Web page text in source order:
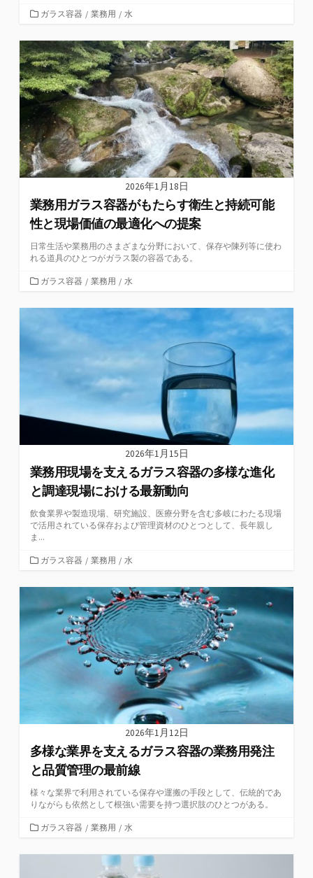
カ
ゴ
リ
ー
ガラス容器 / 業務用 / 水
2026年1月18日
業務用ガラス容器がもたらす衛生と持続可能
性と現場価値の最適化への提案
日常生活や業務用のさまざまな分野において、保存や陳列等に使わ
れる道具のひとつがガラス製の容器である。
カ
ゴ
ガラス容器 / 業務用 / 水
2026年1月15日
業務用現場を支えるガラス容器の多様な進化
と調達現場における最新動向
飲食業界や製造現場、研究施設、医療分野を含む多岐にわたる現場
で活用されている保存および管理資材のひとつとして、長年親し
ま...
カ
ゴ
ー
ガラス容器 / 業務用 / 水
2026年1月12日
多様な業界を支えるガラス容器の業務用発注
と品質管理の最前線
様々な業界で利用されている保存や運搬の手段として、伝統的であ
りながらも依然として根強い需要を持つ選択肢のひとつがある。
カ
ゴ
ガラス容器 / 業務用 / 水